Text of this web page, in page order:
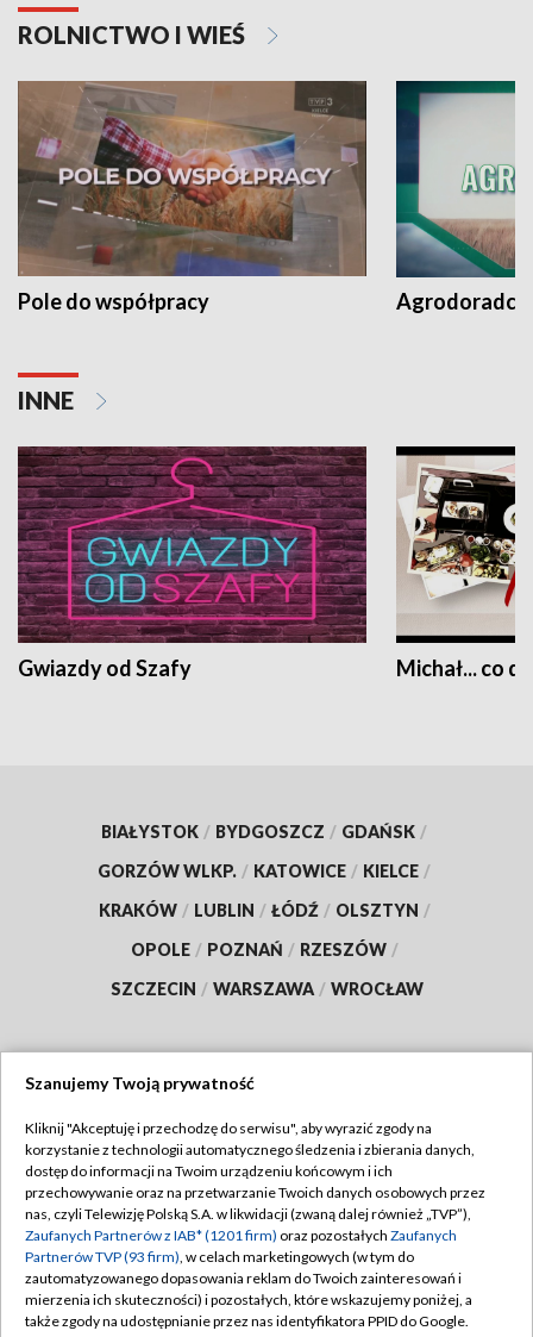
ROLNICTWO I WIEŚ
Pole do współpracy Agrodoradcy
INNE
Gwiazdy od Szafy Michał... co
BIAŁYSTOK / BYDGOSZCZ / GDAŃSK /
GORZÓW WLKP. / KATOWICE / KIELCE /
KRAKÓW / LUBLIN / ŁÓDŹ / OLSZTYN /
OPOLE / POZNAŃ / RZESZÓW /
SZCZECIN / WARSZAWA / WROCŁAW
TVP
Abonament TVP
Emisja w TVP
Centrum informacji TVP
Naziemna Telewizja Cyfrowa
Regulamin TVP
Polityka prywatności
Moje zgody
Pomoc
Szanujemy Twoją prywatność
Kliknij "Akceptuję i przechodzę do serwisu", aby wyrazić zgody na
korzystanie z technologii automatycznego śledzenia i zbierania danych,
dostęp do informacji na Twoim urządzeniu końcowym i ich
przechowywanie oraz na przetwarzanie Twoich danych osobowych przez
nas, czyli Telewizję Polską S.A. w likwidacji (zwaną dalej również „TVP”),
Zaufanych Partnerów z IAB* (1201 firm) oraz pozostałych Zaufanych
Partnerów TVP (93 firm), w celach marketingowych (w tym do
zautomatyzowanego dopasowania reklam do Twoich zainteresowań i
mierzenia ich skuteczności) i pozostałych, które wskazujemy poniżej, a
także zgody na udostępnianie przez nas identyfikatora PPID do Google.